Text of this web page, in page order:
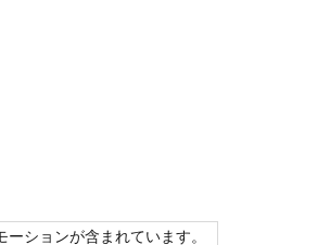
ションが含まれています。